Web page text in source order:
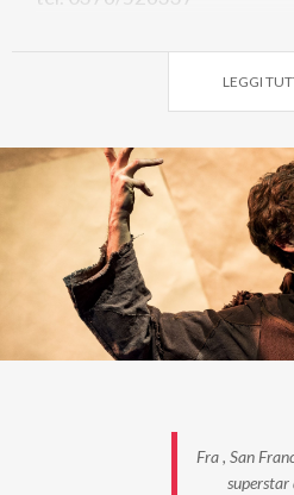
LEGGI
Fra , San
superstar